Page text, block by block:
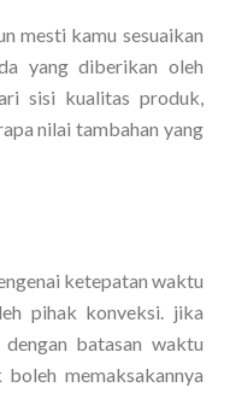
mesti kamu sesuaikan
yang diberikan oleh
sisi kualitas produk,
nilai tambahan yang
ketepatan waktu
pihak konveksi. jika
batasan waktu
memaksakannya